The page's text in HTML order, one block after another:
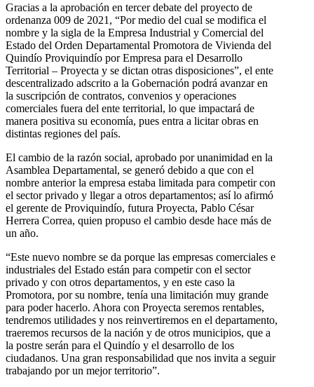
Gracias a la aprobación en tercer debate del proyecto de
ordenanza 009 de 2021, “Por medio del cual se modifica el
nombre y la sigla de la Empresa Industrial y Comercial del
Estado del Orden Departamental Promotora de Vivienda del
Quindío Proviquindío por Empresa para el Desarrollo
Territorial – Proyecta y se dictan otras disposiciones”, el ente
descentralizado adscrito a la Gobernación podrá avanzar en
la suscripción de contratos, convenios y operaciones
comerciales fuera del ente territorial, lo que impactará de
manera positiva su economía, pues entra a licitar obras en
distintas regiones del país.
El cambio de la razón social, aprobado por unanimidad en la
Asamblea Departamental, se generó debido a que con el
nombre anterior la empresa estaba limitada para competir con
el sector privado y llegar a otros departamentos; así lo afirmó
el gerente de Proviquindío, futura Proyecta, Pablo César
Herrera Correa, quien propuso el cambio desde hace más de
un año.
“Este nuevo nombre se da porque las empresas comerciales e
industriales del Estado están para competir con el sector
privado y con otros departamentos, y en este caso la
Promotora, por su nombre, tenía una limitación muy grande
para poder hacerlo. Ahora con Proyecta seremos rentables,
tendremos utilidades y nos reinvertiremos en el departamento,
traeremos recursos de la nación y de otros municipios, que a
la postre serán para el Quindío y el desarrollo de los
ciudadanos. Una gran responsabilidad que nos invita a seguir
trabajando por un mejor territorio”.